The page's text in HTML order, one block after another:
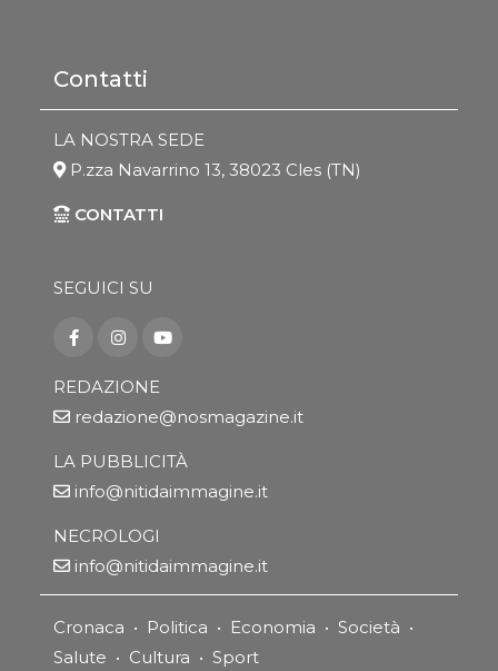
Contatti
LA NOSTRA SEDE
P.zza Navarrino 13, 38023 Cles (TN)
CONTATTI
SEGUICI SU
REDAZIONE
redazione@nosmagazine.it
LA PUBBLICITÀ
info@nitidaimmagine.it
NECROLOGI
info@nitidaimmagine.it
Cronaca • Politica • Economia • Società •
Salute • Cultura • Sport